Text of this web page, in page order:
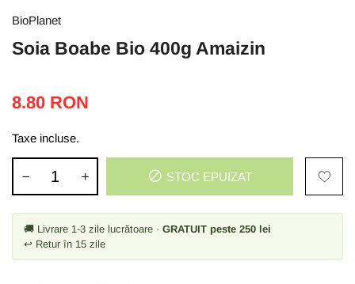
BioPlanet
Soia Boabe Bio 400g Amaizin
8.80 RON
Taxe incluse.
STOC EPUIZAT
🚚 Livrare 1-3 zile lucrătoare · GRATUIT peste 250 lei
↩ Retur în 15 zile